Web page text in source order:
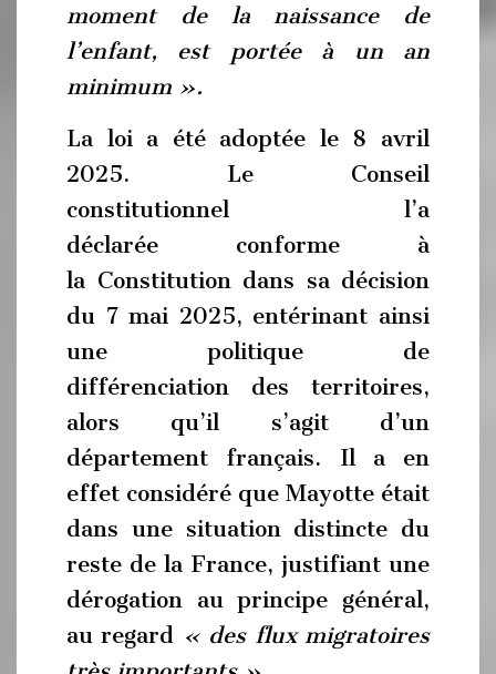
moment de la naissance de
l’enfant, est portée à un an
minimum ».
La loi a été adoptée le 8 avril
2025. Le Conseil
constitutionnel l’a
déclarée conforme à
la Constitution dans sa décision
du 7 mai 2025, entérinant ainsi
une politique de
différenciation des territoires,
alors qu’il s’agit d’un
département français. Il a en
effet considéré que Mayotte était
dans une situation distincte du
reste de la France, justifiant une
dérogation au principe général,
au regard « des flux migratoires